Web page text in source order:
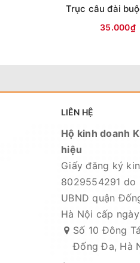
Mọi thắc mắc
đáp.
CAM KẾT CỦA
35.000₫
LIÊN HỆ
Hộ kinh doanh
hiệu
Giấy đăng ký
8029554291 do
UBND quận
Hà Nội cấp
Số 10 Đông
Đống Đa, Hà